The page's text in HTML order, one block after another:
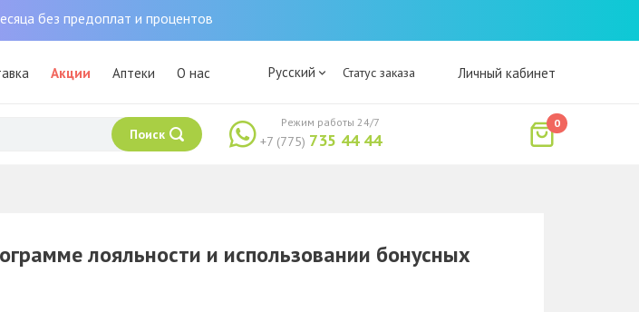
без предоплат и процентов
Акции Аптеки О нас Русский Статус заказа Личный кабинет
Поиск +7 (775) 735 44 44
Режим работы 24/7 0
лояльности и использовании бонусных